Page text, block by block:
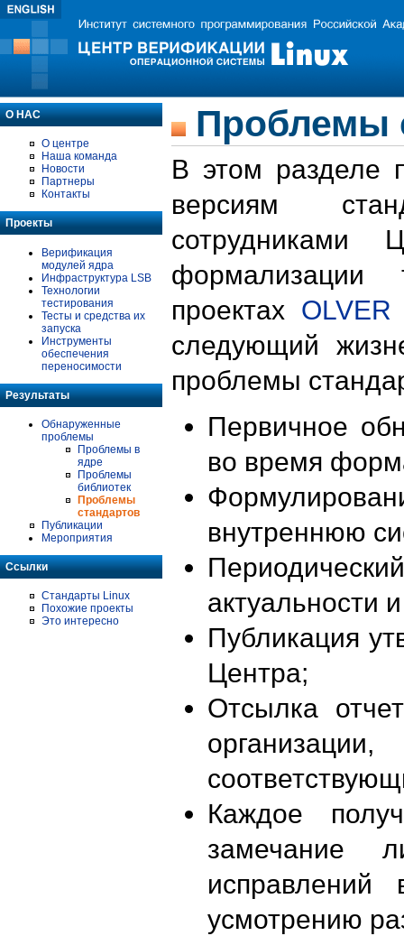
О НАС
О центре
Наша команда
Новости
Партнеры
Контакты
Проекты
Верификация
модулей ядра
Инфраструктура LSB
Технологии
тестирования
Тесты и средства их
запуска
Инструменты
обеспечения
переносимости
Результаты
Обнаруженные
проблемы
Проблемы в
ядре
Проблемы
библиотек
Проблемы
стандартов
Публикации
Мероприятия
Ссылки
Стандарты Linux
Похожие проекты
Это интересно
Проблемы
В этом разделе
версиям
формализации
проектах OLVER
следующий
проблемы
Первичное
во время
внутреннюю
актуальности
Публикация
Центра;
Отсылка
Каждое
замечание
исправлений
усмотрению